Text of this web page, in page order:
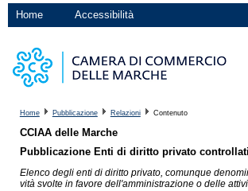
Home Accessibilità
Home Pubblicazione Relazioni Contenuto
CCIAA delle Marche
Pubblicazione Enti di diritto privato
Elenco degli enti di diritto privato, comunque
vità svolte in favore dell'amministrazione o delle